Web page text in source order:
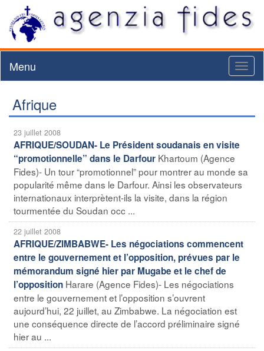
Menu
Afrique
23 juillet 2008
AFRIQUE/SOUDAN- Le Président soudanais en visite
“promotionnelle” dans le Darfour Khartoum (Agence
Fides)- Un tour “promotionnel” pour montrer au monde sa
popularité même dans le Darfour. Ainsi les observateurs
internationaux interprètent-ils la visite, dans la région
tourmentée du Soudan occ ...
22 juillet 2008
AFRIQUE/ZIMBABWE- Les négociations commencent
entre le gouvernement et l’opposition, prévues par le
mémorandum signé hier par Mugabe et le chef de
l’opposition Harare (Agence Fides)- Les négociations
entre le gouvernement et l’opposition s’ouvrent
aujourd’hui, 22 juillet, au Zimbabwe. La négociation est
une conséquence directe de l’accord préliminaire signé
hier au ...